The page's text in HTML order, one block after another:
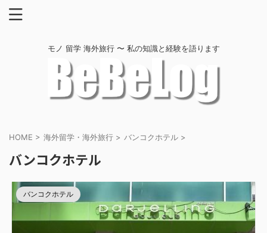
モノ 留学 海外旅行 〜 私の知識と経験を語ります
HOME > 海外留学・海外旅行 > バンコクホテル >
バンコクホテル
バンコクホテル